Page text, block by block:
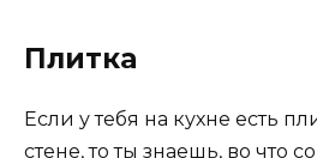
Плитка
Если у тебя на кухне есть
стене, то ты знаешь, во что